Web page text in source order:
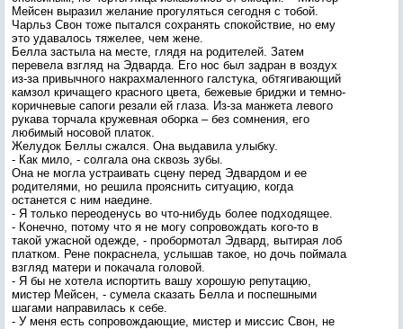
Мейсен выразил желание прогуляться сегодня с тобой.
Чарльз Свон тоже пытался сохранять спокойствие, но ему
это удавалось тяжелее, чем жене.
Белла застыла на месте, глядя на родителей. Затем
перевела взгляд на Эдварда. Его нос был задран в воздух
из-за привычного накрахмаленного галстука, обтягивающий
камзол кричащего красного цвета, бежевые бриджи и темно-
коричневые сапоги резали ей глаза. Из-за манжета левого
рукава торчала кружевная оборка – без сомнения, его
любимый носовой платок.
Желудок Беллы сжался. Она выдавила улыбку.
- Как мило, - солгала она сквозь зубы.
Она не могла устраивать сцену перед Эдвардом и ее
родителями, но решила прояснить ситуацию, когда
останется с ним наедине.
- Я только переоденусь во что-нибудь более подходящее.
- Конечно, потому что я не могу сопровождать кого-то в
такой ужасной одежде, - пробормотал Эдвард, вытирая лоб
платком. Рене покраснела, услышав такое, но дочь поймала
взгляд матери и покачала головой.
- Я бы не хотела испортить вашу хорошую репутацию,
мистер Мейсен, - сумела сказать Белла и поспешными
шагами направилась к себе.
- У меня есть сопровождающие, мистер и миссис Свон, не